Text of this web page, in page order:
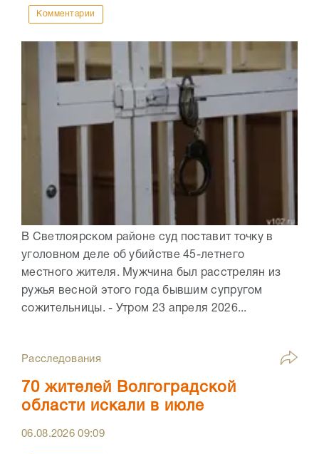
Комментарии
В Светлоярском районе суд поставит точку в
уголовном деле об убийстве 45-летнего
местного жителя. Мужчина был расстрелян из
ружья весной этого года бывшим супругом
сожительницы. - Утром 23 апреля 2026...
Расследования
70 жителей Волгоградской
области искали в июле
06.08.202609:09